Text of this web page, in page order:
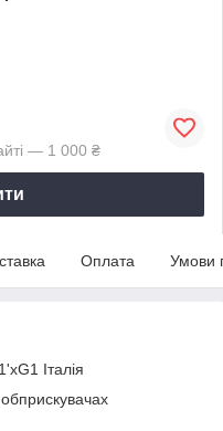
— 1 000 ₴
Оплата Умови
Італія